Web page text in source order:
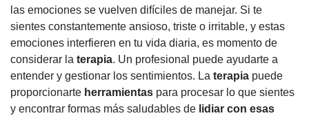
las emociones se vuelven difíciles de manejar. Si te
sientes constantemente ansioso, triste o irritable, y estas
emociones interfieren en tu vida diaria, es momento de
considerar la terapia. Un profesional puede ayudarte a
entender y gestionar los sentimientos. La terapia puede
proporcionarte herramientas para procesar lo que sientes
y encontrar formas más saludables de lidiar con esas